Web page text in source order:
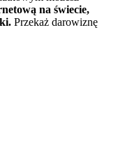
na świecie,
Przekaż darowiznę